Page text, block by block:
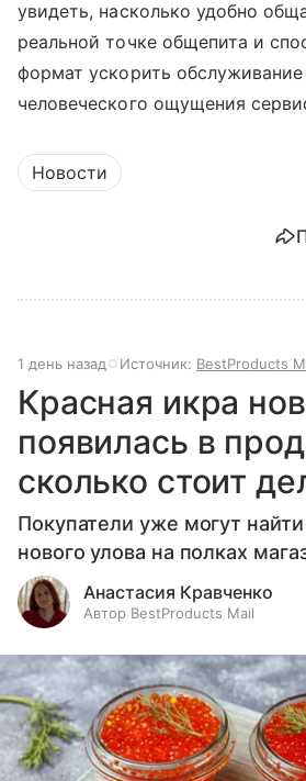
увидеть, насколько удобно
реальной точке общепита и
формат ускорить обслуживание
человеческого ощущения
Новости
1 день назад Источник: BestProducts
Красная икра
появилась в
сколько стоит
Покупатели уже могут
нового улова на полках
Анастасия Кравченко
Автор BestProducts Mail